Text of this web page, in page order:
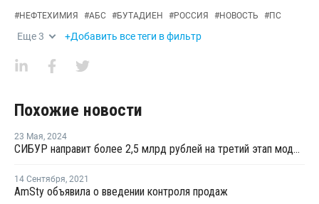
#НЕФТЕХИМИЯ #АБС #БУТАДИЕН #РОССИЯ #НОВОСТЬ #ПС
Еще3 +Добавить все теги в фильтр
Похожие новости
23 Мая, 2024
СИБУР направит более 2,5 млрд рублей на третий этап модернизации очистных сооружений НКНХ
14 Сентября, 2021
AmSty объявила о введении контроля продаж